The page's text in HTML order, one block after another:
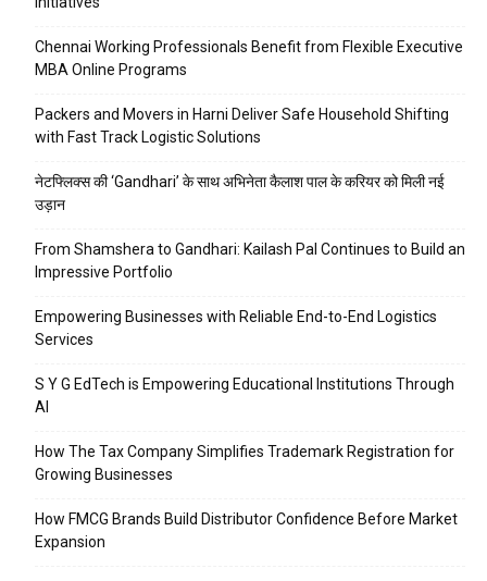
Chennai Working Professionals Benefit from Flexible Executive
MBA Online Programs
Packers and Movers in Harni Deliver Safe Household Shifting
with Fast Track Logistic Solutions
नेटफ्लिक्स की ‘Gandhari’ के साथ अभिनेता कैलाश पाल के करियर को मिली नई
उड़ान
From Shamshera to Gandhari: Kailash Pal Continues to Build an
Impressive Portfolio
Empowering Businesses with Reliable End-to-End Logistics
Services
S Y G EdTech is Empowering Educational Institutions Through
AI
How The Tax Company Simplifies Trademark Registration for
Growing Businesses
How FMCG Brands Build Distributor Confidence Before Market
Expansion